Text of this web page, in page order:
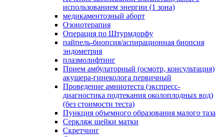
использованием энергии (1 зона)
медикаментозный аборт
Озонотерапия
Операция по Штурмдорфу
пайпель-биопсия/аспирационная биопсия
эндометрия
плазмолифтинг
Прием амбулаторный (осмотр, консультация)
акушера-гинеколога первичный
Проведение амниотеста (экспресс-
диагностика подтекания околоплодных вод)
(без стоимости теста)
Пункция объемного образования малого таза
Серкляж шейки матки
Скретчинг